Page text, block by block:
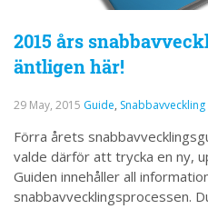
2015 års
äntligen här!
29 May, 2015 Guide, Snabbavveckling
Förra årets
valde därför att trycka en ny,
Guiden innehåller all
snabbavvecklingsprocessen.